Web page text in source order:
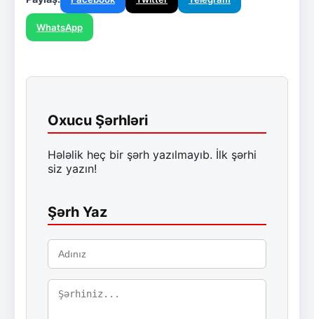
WhatsApp
Oxucu Şərhləri
Hələlik heç bir şərh yazılmayıb. İlk şərhi
siz yazın!
Şərh Yaz